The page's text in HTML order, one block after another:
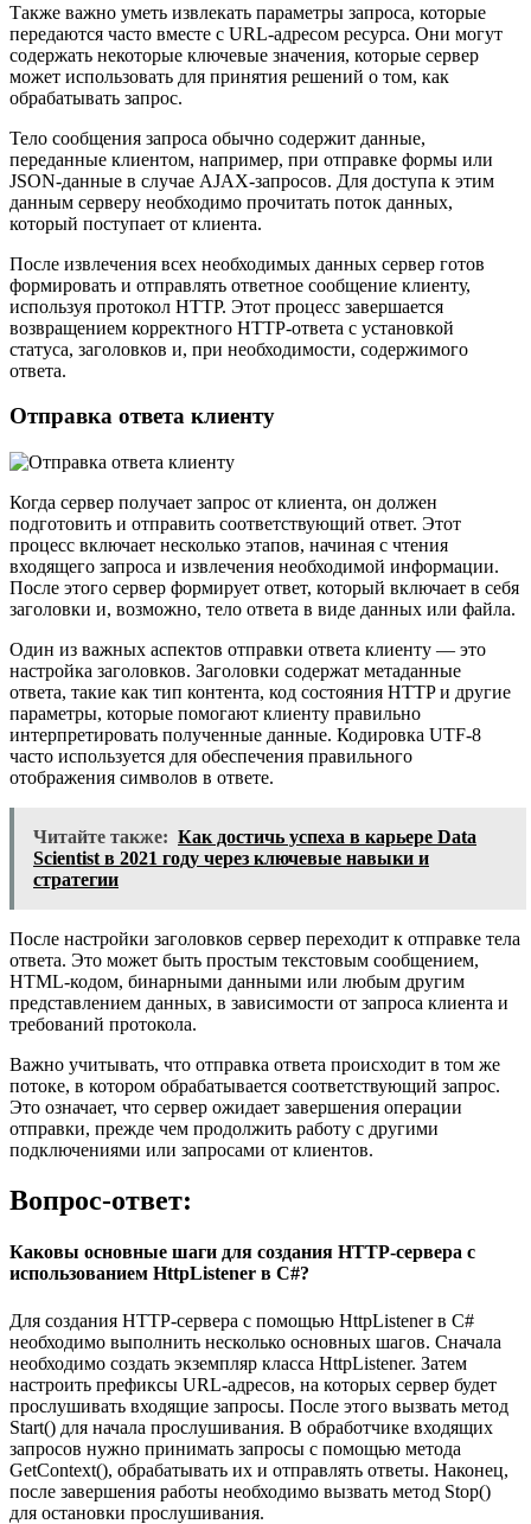
Также важно уметь извлекать параметры запроса, которые
передаются часто вместе с URL-адресом ресурса. Они могут
содержать некоторые ключевые значения, которые сервер
может использовать для принятия решений о том, как
обрабатывать запрос.
Тело сообщения запроса обычно содержит данные,
переданные клиентом, например, при отправке формы или
JSON-данные в случае AJAX-запросов. Для доступа к этим
данным серверу необходимо прочитать поток данных,
который поступает от клиента.
После извлечения всех необходимых данных сервер готов
формировать и отправлять ответное сообщение клиенту,
используя протокол HTTP. Этот процесс завершается
возвращением корректного HTTP-ответа с установкой
статуса, заголовков и, при необходимости, содержимого
ответа.
Отправка ответа клиенту
Когда сервер получает запрос от клиента, он должен
подготовить и отправить соответствующий ответ. Этот
процесс включает несколько этапов, начиная с чтения
входящего запроса и извлечения необходимой информации.
После этого сервер формирует ответ, который включает в себя
заголовки и, возможно, тело ответа в виде данных или файла.
Один из важных аспектов отправки ответа клиенту — это
настройка заголовков. Заголовки содержат метаданные
ответа, такие как тип контента, код состояния HTTP и другие
параметры, которые помогают клиенту правильно
интерпретировать полученные данные. Кодировка UTF-8
часто используется для обеспечения правильного
отображения символов в ответе.
Читайте также: Как достичь успеха в карьере Data
Scientist в 2021 году через ключевые навыки и
стратегии
После настройки заголовков сервер переходит к отправке тела
ответа. Это может быть простым текстовым сообщением,
HTML-кодом, бинарными данными или любым другим
представлением данных, в зависимости от запроса клиента и
требований протокола.
Важно учитывать, что отправка ответа происходит в том же
потоке, в котором обрабатывается соответствующий запрос.
Это означает, что сервер ожидает завершения операции
отправки, прежде чем продолжить работу с другими
подключениями или запросами от клиентов.
Вопрос-ответ:
Каковы основные шаги для создания HTTP-сервера с
использованием HttpListener в C#?
Для создания HTTP-сервера с помощью HttpListener в C#
необходимо выполнить несколько основных шагов. Сначала
необходимо создать экземпляр класса HttpListener. Затем
настроить префиксы URL-адресов, на которых сервер будет
прослушивать входящие запросы. После этого вызвать метод
Start() для начала прослушивания. В обработчике входящих
запросов нужно принимать запросы с помощью метода
GetContext(), обрабатывать их и отправлять ответы. Наконец,
после завершения работы необходимо вызвать метод Stop()
для остановки прослушивания.